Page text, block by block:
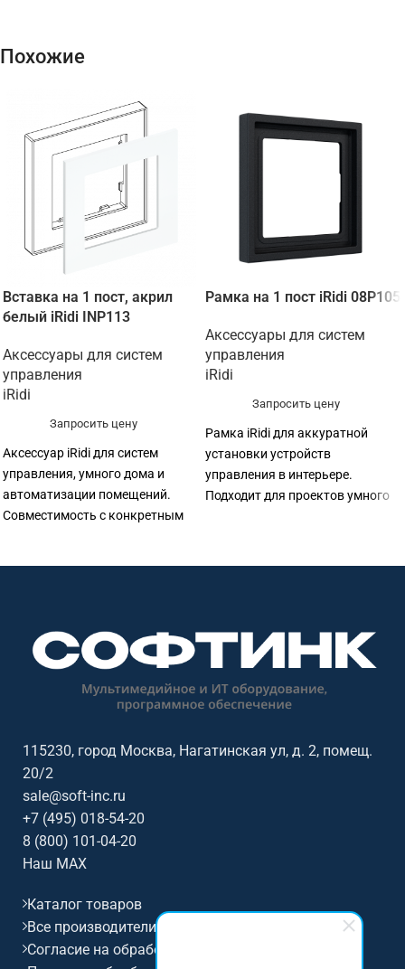
Похожие
Вставка на 1 пост, акрил
белый iRidi INP113
Аксессуары для систем
управления
iRidi
Запросить цену
Аксессуар iRidi для систем
управления, умного дома и
автоматизации помещений.
Совместимость с конкретным
Рамка на 1 пост iRidi 08P105
Аксессуары для систем
управления
iRidi
Запросить цену
Рамка iRidi для аккуратной
установки устройств
управления в интерьере.
Подходит для проектов умного
115230, город Москва, Нагатинская ул, д. 2, помещ.
20/2
sale@soft-inc.ru
+7 (495) 018-54-20
8 (800) 101-04-20
Наш MAX
Каталог товаров
Все производители
Согласие на обработку персональных данных